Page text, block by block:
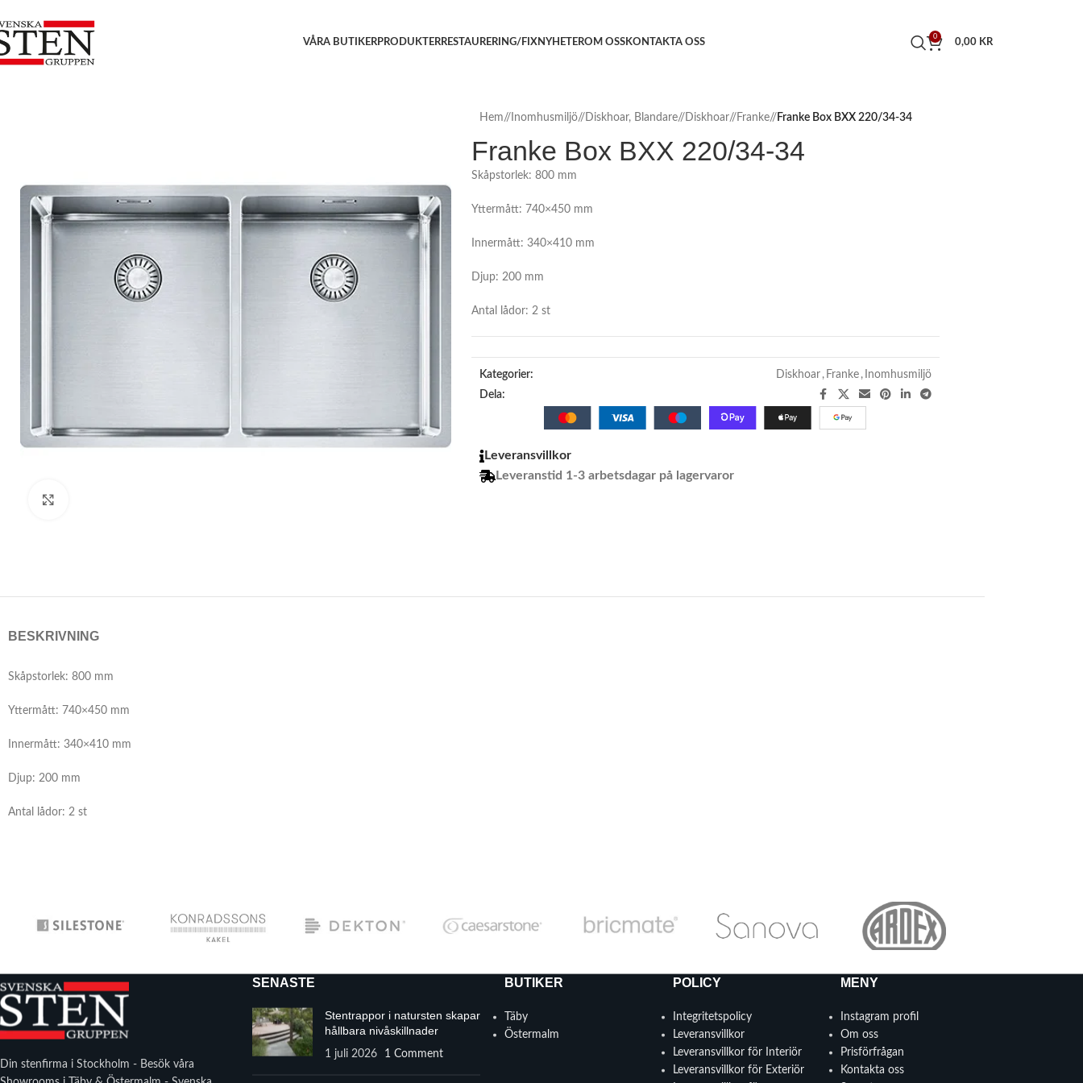
VÅRA BUTIKERPRODUKTERRESTAURERING/FIX NYHETEROM OSSKONTAKTA OSS
0
0,00 KR
Hem/ Inomhusmiljö/ Diskhoar, Blandare/ Diskhoar/ Franke/ Franke Box BXX 220/34-34
Franke Box BXX 220/34-34
Skåpstorlek: 800 mm
Yttermått: 740×450 mm
Innermått: 340×410 mm
Djup: 200 mm
Antal lådor: 2 st
Kategorier: Diskhoar , Franke , Inomhusmiljö
Dela:
Leveransvillkor
Leveranstid 1-3 arbetsdagar på lagervaror
BESKRIVNING
Skåpstorlek: 800 mm
Yttermått: 740×450 mm
Innermått: 340×410 mm
Djup: 200 mm
Antal lådor: 2 st
Din stenfirma i Stockholm - Besök våra
SENASTE
Stentrappor i natursten skapar
hållbara nivåskillnader
1 juli 2026 1 Comment
BUTIKER
Täby
Östermalm
POLICY
Integritetspolicy
Leveransvillkor
Leveransvillkor för Interiör
Leveransvillkor för Exteriör
MENY
Instagram profil
Om oss
Prisförfrågan
Kontakta oss